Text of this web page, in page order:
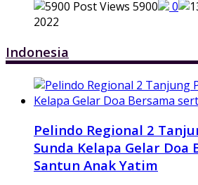
5900 0
2022
Indonesia
Pelindo Regional 2
Sunda Kelapa Gelar Doa
Santun Anak Yatim